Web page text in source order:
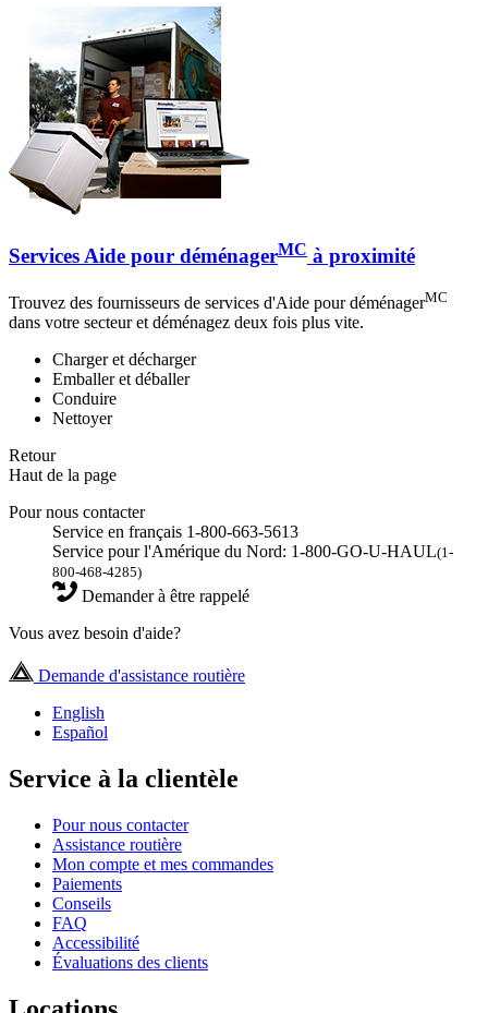
Services Aide pour déménagerMC à proximité
Trouvez des fournisseurs de services d'Aide pour déménagerMC
dans votre secteur et déménagez deux fois plus vite.
Charger et décharger
Emballer et déballer
Conduire
Nettoyer
Retour
Haut de la page
Pour nous contacter
Service en français 1-800-663-5613
Service pour l'Amérique du Nord: 1-800-GO-U-HAUL(1-
800-468-4285)
Demander à être rappelé
Vous avez besoin d'aide?
Demande d'assistance routière
English
Español
Service à la clientèle
Pour nous contacter
Assistance routière
Mon compte et mes commandes
Paiements
Conseils
FAQ
Accessibilité
Évaluations des clients